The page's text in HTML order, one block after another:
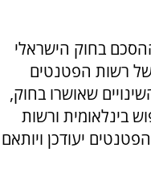
בחוק הישראלי
רשות הפטנטים
שאושרו בחוק,
בינלאומית ורשות
יעודכן ויותאם